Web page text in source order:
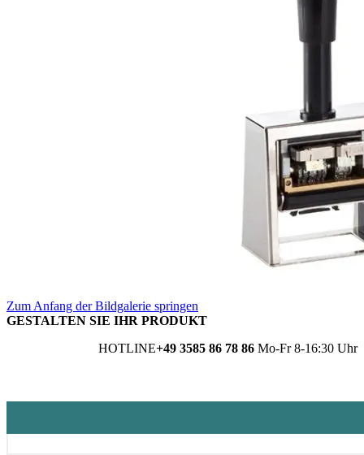
Zum Anfang der Bildgalerie springen
GESTALTEN SIE IHR PRODUKT
HOTLINE+49 3585 86 78 86 Mo-Fr 8-16:30 Uhr